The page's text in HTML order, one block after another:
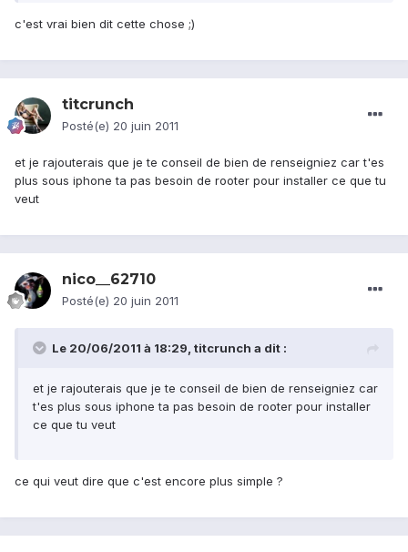
c'est vrai bien dit cette chose ;)
titcrunch
Posté(e) 20 juin 2011
et je rajouterais que je te conseil de bien de renseigniez car t'es
plus sous iphone ta pas besoin de rooter pour installer ce que tu
veut
nico__62710
Posté(e) 20 juin 2011
Le 20/06/2011 à 18:29, titcrunch a dit :
et je rajouterais que je te conseil de bien de renseigniez car
t'es plus sous iphone ta pas besoin de rooter pour installer
ce que tu veut
ce qui veut dire que c'est encore plus simple ?